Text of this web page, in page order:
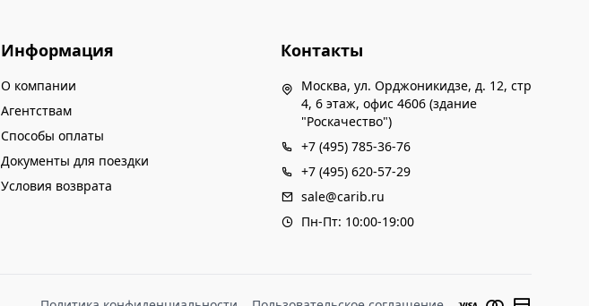
Информация
О компании
Агентствам
Способы оплаты
Документы для поездки
Условия возврата
Контакты
Москва, ул. Орджоникидзе, д. 12, стр
4, 6 этаж, офис 4606 (здание
"Роскачество")
+7 (495) 785-36-76
+7 (495) 620-57-29
sale@carib.ru
Пн-Пт: 10:00-19:00